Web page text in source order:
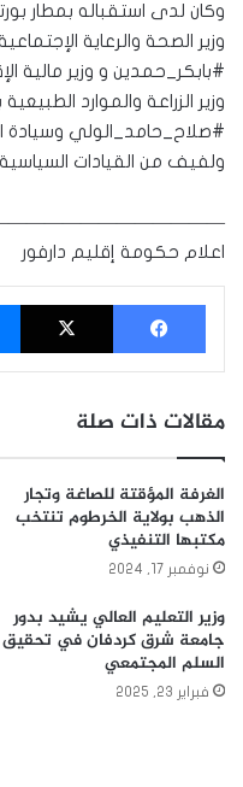
وكان لدى استقباله بمطار
وزير الصحة والرعاية
#بابكر_حمدين و وزير مالية
وزير الزراعة والموارد
#صلاح_حامد_الولي
ولفيف من القيادات
اعلام حكومة إقليم دارفور
فيسبوك ‫X
مقالات ذات صلة
الغرفة المؤقتة للصاغة وتجار
الذهب بولاية الخرطوم تنتخب
مكتبها التنفيذي
نوفمبر 17, 2024
وزير التعليم العالي يشيد بدور
جامعة شرق كردفان في تحقيق
السلم المجتمعي
فبراير 23, 2025